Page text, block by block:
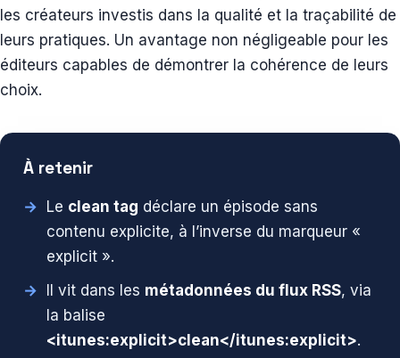
les créateurs investis dans la qualité et la traçabilité de
leurs pratiques. Un avantage non négligeable pour les
éditeurs capables de démontrer la cohérence de leurs
choix.
À retenir
Le clean tag déclare un épisode sans
contenu explicite, à l’inverse du marqueur «
explicit ».
Il vit dans les métadonnées du flux RSS, via
la balise
<itunes:explicit>clean</itunes:explicit>.